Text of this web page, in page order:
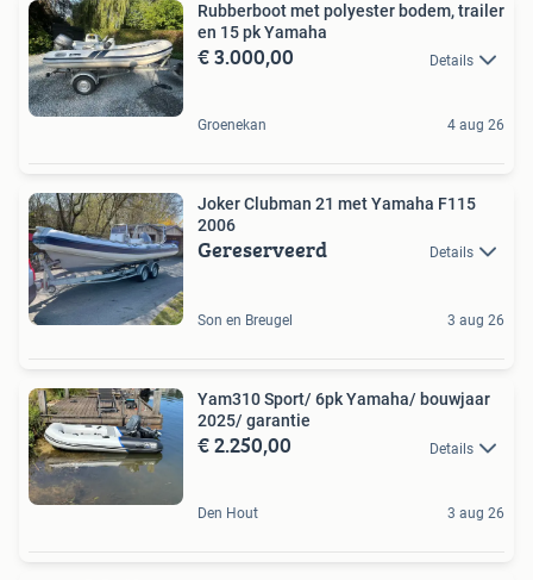
Rubberboot met polyester bodem, trailer
en 15 pk Yamaha
€ 3.000,00 Details
Groenekan 4 aug 26
Joker Clubman 21 met Yamaha F115
2006
Gereserveerd Details
Son en Breugel 3 aug 26
Yam310 Sport/ 6pk Yamaha/ bouwjaar
2025/ garantie
€ 2.250,00 Details
Den Hout 3 aug 26